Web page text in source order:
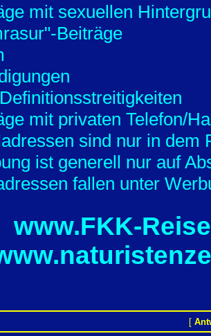
mit sexuellen
Beiträge
mit privaten Telefon/
sind nur in dem
ist generell nur auf
fallen unter
www.FKK-
[